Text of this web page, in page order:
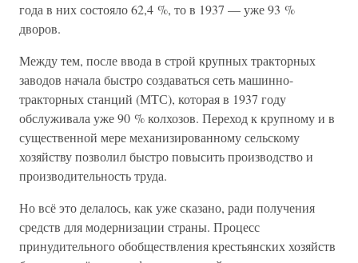
года в них состояло 62,4 %, то в 1937 — уже 93 %
дворов.
Между тем, после ввода в строй крупных тракторных
заводов начала быстро создаваться сеть машинно-
тракторных станций (МТС), которая в 1937 году
обслуживала уже 90 % колхозов. Переход к крупному и в
существенной мере механизированному сельскому
хозяйству позволил быстро повысить производство и
производительность труда.
Но всё это делалось, как уже сказано, ради получения
средств для модернизации страны. Процесс
принудительного обобществления крестьянских хозяйств